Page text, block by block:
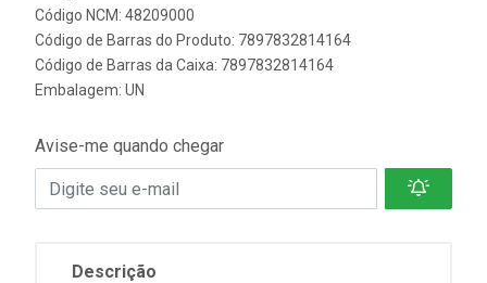
Código NCM: 48209000
Código de Barras do Produto: 7897832814164
Código de Barras da Caixa: 7897832814164
Embalagem: UN
Avise-me quando chegar
Descrição